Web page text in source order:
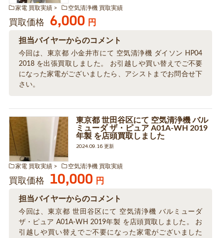
家電 買取実績 空気清浄機 買取実績
買取価格 6,000 円
担当バイヤーからのコメント
今回は、東京都 小金井市にて 空気清浄機 ダイソン HP04
2018 を出張買取しました。 お引越しや買い替えでご不要
になった家電がございましたら、アシストまでお問合せ下
さい。
東京都 世田谷区にて 空気清浄機 バル
ミューダ ザ・ピュア A01A-WH 2019
年製 を店頭買取しました
2024.09.16 更新
家電 買取実績 空気清浄機 買取実績
買取価格 10,000 円
担当バイヤーからのコメント
今回は、東京都 世田谷区にて 空気清浄機 バルミューダ
ザ・ピュア A01A-WH 2019年製 を店頭買取しました。 お
引越しや買い替えでご不要になった家電がございました